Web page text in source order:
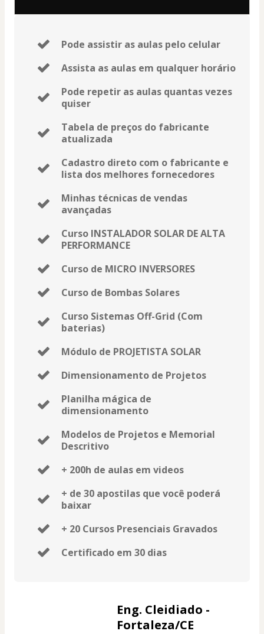
Pode assistir as aulas pelo celular
Assista as aulas em qualquer horário
Pode repetir as aulas quantas vezes
quiser
Tabela de preços do fabricante
atualizada
Cadastro direto com o fabricante e
lista dos melhores fornecedores
Minhas técnicas de vendas
avançadas
Curso INSTALADOR SOLAR DE ALTA
PERFORMANCE
Curso de MICRO INVERSORES
Curso de Bombas Solares
Curso Sistemas Off-Grid (Com
baterias)
Módulo de PROJETISTA SOLAR
Dimensionamento de Projetos
Planilha mágica de
dimensionamento
Modelos de Projetos e Memorial
Descritivo
+ 200h de aulas em videos
+ de 30 apostilas que você poderá
baixar
+ 20 Cursos Presenciais Gravados
Certificado em 30 dias
Eng. Cleidiado -
Fortaleza/CE